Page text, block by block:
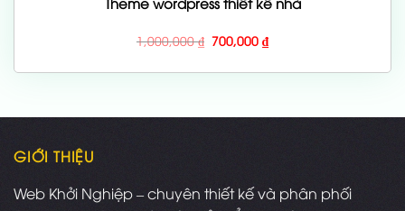
1,000,000₫ Giá
gốc
1,000,000 ₫.
700,000₫Giá
hiện
là:
GIỚI THIỆU
Web Khởi Nghiệp – chuyên thiết kế và phân phối